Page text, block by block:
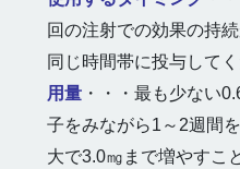
回の注射での効果の持
同じ時間帯に投与してく
用量 ・・・最も少ない
子をみながら1～2週間
大で3.0㎎まで増やすこ